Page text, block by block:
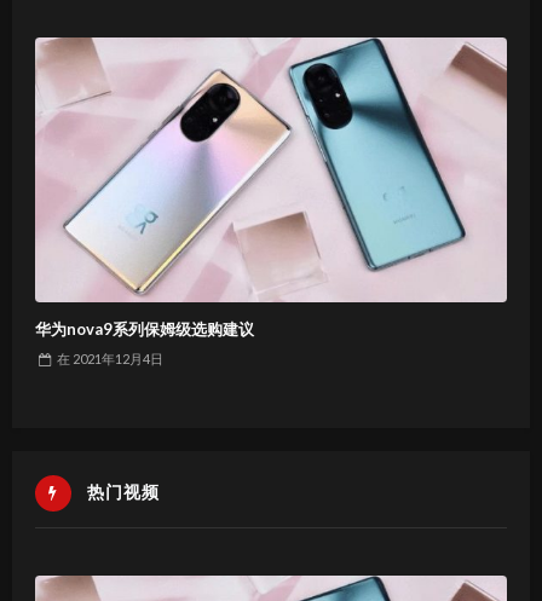
华为nova9系列保姆级选购建议
在 2021年12月4日
热门视频